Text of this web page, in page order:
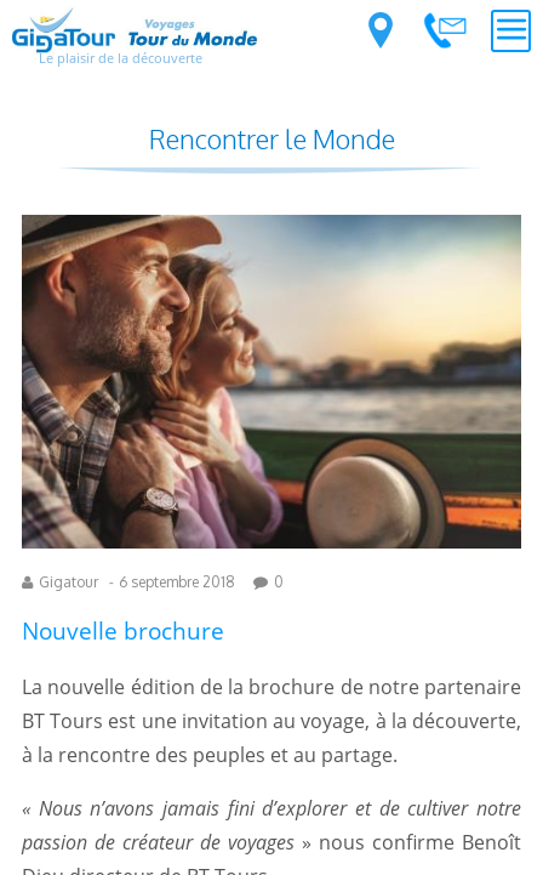
Le plaisir de la découverte
Rencontrer le Monde
Gigatour - 6 septembre 2018 0
Nouvelle brochure
La nouvelle édition de la brochure de notre partenaire
BT Tours est une invitation au voyage, à la découverte,
à la rencontre des peuples et au partage.
« Nous n’avons jamais fini d’explorer et de cultiver notre
passion de créateur de voyages » nous confirme Benoît